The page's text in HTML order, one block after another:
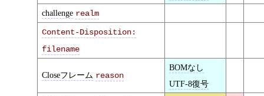
challenge realm
Content-Disposition:
filename
Closeフレーム reason
BOMなし
UTF-8復号